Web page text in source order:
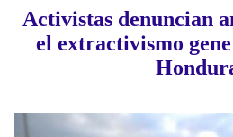
Activistas denuncian
el extractivismo